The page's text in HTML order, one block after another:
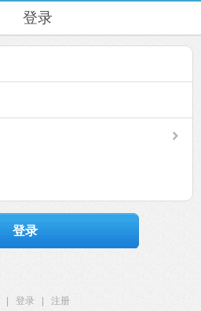
登录
登录
登录
注册